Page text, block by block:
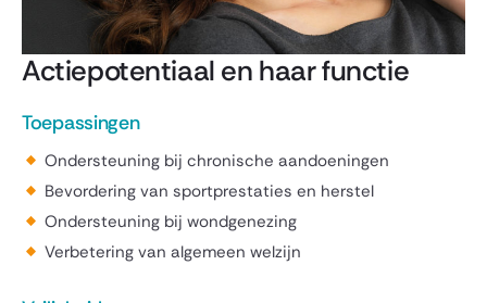
Actiepotentiaal en haar functie
Toepassingen
Ondersteuning bij chronische aandoeningen
Bevordering van sportprestaties en herstel
Ondersteuning bij wondgenezing
Verbetering van algemeen welzijn